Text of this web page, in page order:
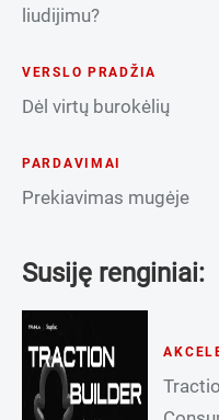
liudijimu?
VERSLO PRADŽIA
Dėl virtų burokėlių
PARDAVIMAI
Prekiavimas mugėje
Susiję renginiai: